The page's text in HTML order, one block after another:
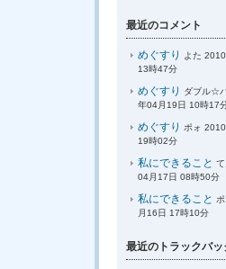
最近のコメント
めぐすり よた
13時47分
めぐすり
ダブル☆
年04月19日 10時17
めぐすり
ポォ
19時02分
私にできること
04月17日 08時50分
私にできること
月16日 17時10分
最近のトラックバッ